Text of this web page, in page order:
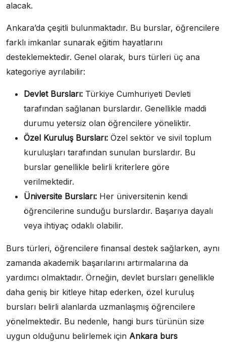
alacak.
Ankara’da çeşitli bulunmaktadır. Bu burslar, öğrencilere
farklı imkanlar sunarak eğitim hayatlarını
desteklemektedir. Genel olarak, burs türleri üç ana
kategoriye ayrılabilir:
Devlet Bursları: Türkiye Cumhuriyeti Devleti
tarafından sağlanan burslardır. Genellikle maddi
durumu yetersiz olan öğrencilere yöneliktir.
Özel Kuruluş Bursları: Özel sektör ve sivil toplum
kuruluşları tarafından sunulan burslardır. Bu
burslar genellikle belirli kriterlere göre
verilmektedir.
Üniversite Bursları: Her üniversitenin kendi
öğrencilerine sunduğu burslardır. Başarıya dayalı
veya ihtiyaç odaklı olabilir.
Burs türleri, öğrencilere finansal destek sağlarken, aynı
zamanda akademik başarılarını artırmalarına da
yardımcı olmaktadır. Örneğin, devlet bursları genellikle
daha geniş bir kitleye hitap ederken, özel kuruluş
bursları belirli alanlarda uzmanlaşmış öğrencilere
yönelmektedir. Bu nedenle, hangi burs türünün size
uygun olduğunu belirlemek için Ankara burs